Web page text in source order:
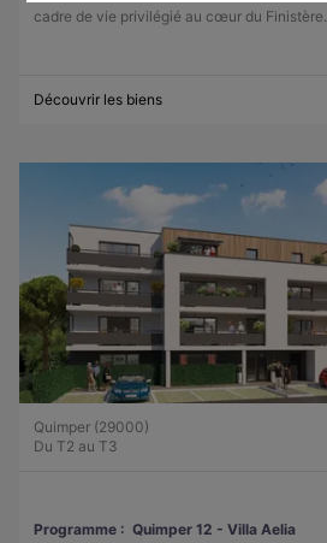
cadre de vie privilégié au cœur du Finistère.
Découvrir les biens
Quimper (29000)
Du T2 au T3
Programme : Quimper 12 - Villa Aelia